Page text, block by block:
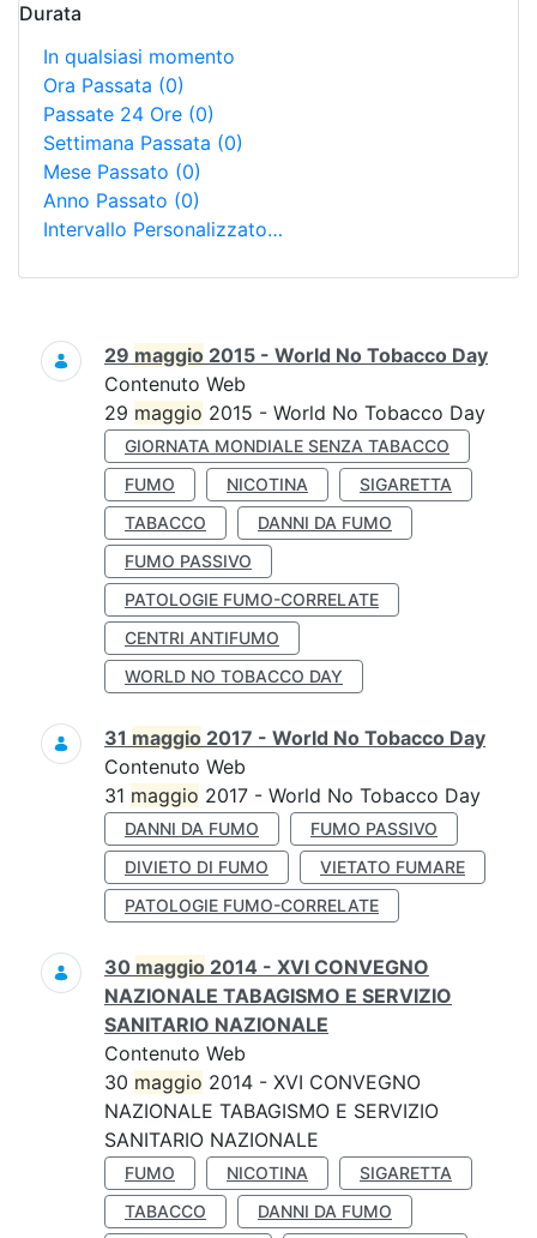
Durata
In qualsiasi momento
Ora Passata (0)
Passate 24 Ore (0)
Settimana Passata (0)
Mese Passato (0)
Anno Passato (0)
Intervallo Personalizzato…
Ricerca
29 maggio 2015 - World No Tobacco Day
Contenuto Web
29 maggio 2015 - World No Tobacco Day
GIORNATA MONDIALE SENZA TABACCO
FUMO
NICOTINA
SIGARETTA
TABACCO
DANNI DA FUMO
FUMO PASSIVO
PATOLOGIE FUMO-CORRELATE
CENTRI ANTIFUMO
WORLD NO TOBACCO DAY
31 maggio 2017 - World No Tobacco Day
Contenuto Web
31 maggio 2017 - World No Tobacco Day
DANNI DA FUMO
FUMO PASSIVO
DIVIETO DI FUMO
VIETATO FUMARE
PATOLOGIE FUMO-CORRELATE
30 maggio 2014 - XVI CONVEGNO
NAZIONALE TABAGISMO E SERVIZIO
SANITARIO NAZIONALE
Contenuto Web
30 maggio 2014 - XVI CONVEGNO
NAZIONALE TABAGISMO E SERVIZIO
SANITARIO NAZIONALE
FUMO NICOTINA
SIGARETTA
TABACCO
DANNI DA FUMO